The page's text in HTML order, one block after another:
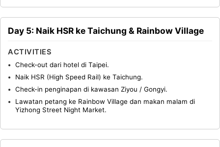
Day 5: Naik HSR ke Taichung & Rainbow Village
ACTIVITIES
Check-out dari hotel di Taipei.
Naik HSR (High Speed Rail) ke Taichung.
Check-in penginapan di kawasan Ziyou / Gongyi.
Lawatan petang ke Rainbow Village dan makan malam di
Yizhong Street Night Market.